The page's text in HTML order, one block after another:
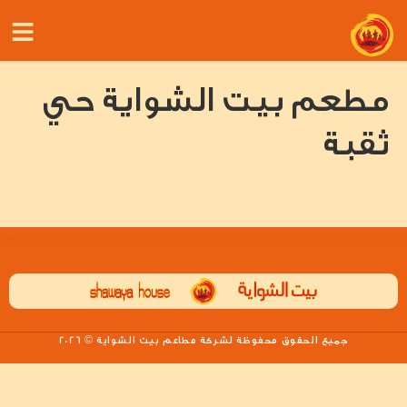
مطعم بيت الشواية حي
ثقبة
جميع الحقوق محفوظة لشركة مطاعم بيت الشواية © 2026